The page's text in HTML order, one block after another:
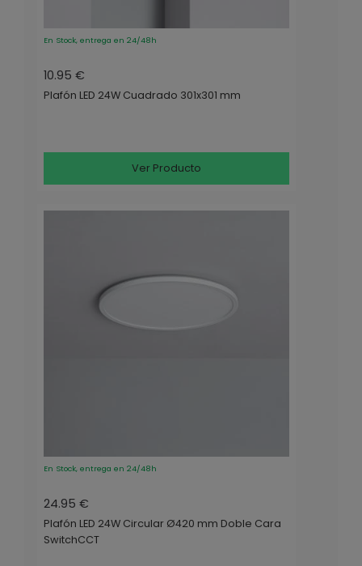
En Stock, entrega en 24/48h
10.95 €
Plafón LED 24W Cuadrado 301x301 mm
Ver Producto
En Stock, entrega en 24/48h
24.95 €
Plafón LED 24W Circular Ø420 mm Doble Cara
SwitchCCT